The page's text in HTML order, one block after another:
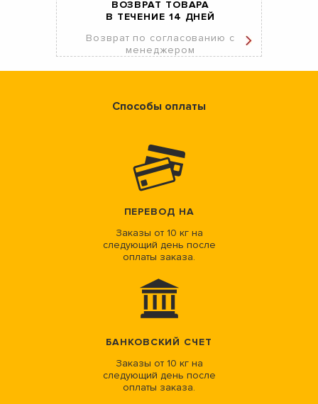
ВОЗВРАТ ТОВАРА
В ТЕЧЕНИЕ 14 ДНЕЙ
Возврат по согласованию с
менеджером
Способы оплаты
ПЕРЕВОД НА
Заказы от 10 кг на
следующий день после
оплаты заказа.
БАНКОВСКИЙ СЧЕТ
Заказы от 10 кг на
следующий день после
оплаты заказа.